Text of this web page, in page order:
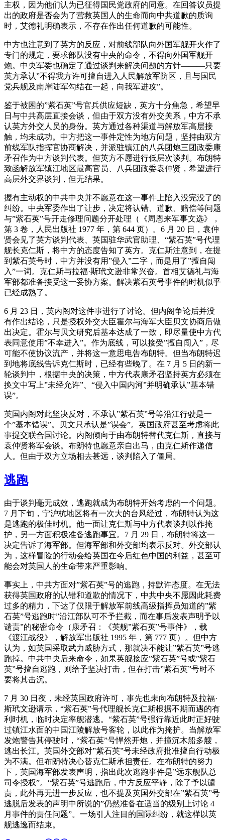
主权，因为他们认为已征得国民党政府的同意。在回答议员提
出的政府是否会为了营救英国人的生命而向中共道歉的质询
时，艾德礼明确表示，不存在作出任何道歉的可能性。
中方也注意到了英方的反应，对前线部队向外国军舰开火作了
专门的规定，要求部队没有中央的命令，不得向外国军舰开
炮。中央军委也确定了通过谈判来解决问题的方针———只要
英方承认”不得我方许可擅自进入人民解放军防区，且与国民
党兵舰及南岸陆军勾结在一起，向我军进攻”。
鉴于被困的”紫石英”号官兵供应短缺，英方十分焦急，希望早
日与中共高层直接会谈，但由于双方没有外交关系，中方不承
认英方外交人员的身份。英方通过各种渠道与解放军高层接
触，均未成功。中方把这一事件定性为地方问题，坚持由双方
前线军队指挥官协商解决，并派驻镇江的八兵团炮三团政委康
矛召作为中方谈判代表。但英方不愿进行低层次谈判。布朗特
致函解放军镇江地区最高官员、八兵团政委袁仲贤，希望进行
高层外交界谈判，但无结果。
握有主动权的中共中央并不愿意在这一事件上陷入没完没了的
纠纷。中央军委作出了让步，决定将认错、道歉、赔偿等问题
与”紫石英”号开走修理问题分开处理（《周恩来军事文选》，
第 3 卷，人民出版社 1977 年，第 644 页）。6 月 20 日，袁仲
贤会见了英方谈判代表、英国驻华武官助理、“紫石英”号代理
舰长克仁斯，将中方的态度告知了英方。克仁斯注意到，在提
到紫石英号时，中方并没有用”侵入”二字，而是用了”擅自闯
入”一词。克仁斯与拉福·斯玳文逊非常兴奋。首相艾德礼与海
军部都准备接受这一妥协方案。解决紫石英号事件的时机似乎
已经成熟了。
6 月 23 日，英内阁对这件事进行了讨论。但内阁争论后并没
有作出结论，只是授权外交大臣霍尔与海军大臣贝文协商后做
出决定。霍尔与贝文研究后基本达成了一致，即尽量使中方代
表同意使用”不幸进入”。作为底线，可以接受”擅自闯入”，尽
可能不使协议流产，并将这一意思电告布朗特。但当布朗特迟
到地将底线告诉克仁斯时，已经有些晚了。在 7 月 5 日的新一
轮谈判中，根据中央的决策，中方代表康矛召坚持英方必须在
换文中写上”未经允许”、“侵入中国内河”并明确承认”基本错
误”。
英国内阁对此坚决反对，不承认”紫石英”号等沿江行驶是一
个”基本错误”。贝文只承认是”误会”。英国政府甚至考虑将此
事提交联合国讨论。内阁倾向于由布朗特替代克仁斯，直接与
袁仲贤将军会谈。布朗特也愿意亲自出马，由克仁斯作递信
人。但由于双方立场相去甚远，谈判陷入了僵局。
逃跑
由于谈判毫无成效，逃跑就成为布朗特开始考虑的一个问题。
7 月下旬，宁沪杭地区将有一次大的台风经过，布朗特认为这
是逃跑的极佳时机。他一面让克仁斯与中方代表谈判以作掩
护，另一方面积极准备逃跑事宜。7 月 29 日，布朗特将这一
决定告诉了海军部。但海军部和外交部均表示反对。外交部认
为，这样冒险的行动会给英国在今后红色中国的利益，甚至可
能会对英国人的生命带来严重影响。
事实上，中共方面对”紫石英”号的逃跑，持默许态度。在无法
获得英国政府的认错和道歉的情况下，中共中央不愿因此耗费
过多的精力，下达了仅限于解放军前线高级指挥员知道的”紫
石英”号逃跑时”沿江部队可不予拦截，而在事后发表声明予以
谴责”的秘密命令（康矛召：《英舰”紫石英”号事件》，载
《渡江战役》，解放军出版社 1995 年，第 777 页）。但中方
认为，如英国采取武力威胁方式，那就决不能让”紫石英”号逃
跑掉。中共中央后来命令，如果英舰接应”紫石英”号或”紫石
英”号擅自逃跑，则给予坚决打击，但在打击”紫石英”号时不
要将其击沉。
7 月 30 日夜，未经英国政府许可，事先也未向布朗特及拉福·
斯玳文逊请示，“紫石英”号代理舰长克仁斯根据不期而遇的有
利时机，临时决定率舰潜逃。“紫石英”号强行靠近此时正好驶
过镇江水面的中国江陵解放号客轮，以此作为掩护。当解放军
发炮警告其停驶时，“紫石英”号悍然开炮，并撞沉木船多艘，
逃出长江。英国外交部对”紫石英”号未经政府批准擅自行动极
为不满。但布朗特决心替克仁斯承担责任。在布朗特的努力
下，英国海军部发表声明，指出此次逃跑事件是”远东舰队总
司令授权”。“紫石英”号逃跑后，中方反应平静，除了予以谴
责，此外再无进一步反应，也不提及英国外交部在”紫石英”号
逃脱后发表的声明中所说的”仍然准备在适当的级别上讨论 4
月事件的责任问题”。一场引人注目的国际纠纷，就这样以英
舰逃逸而结束。